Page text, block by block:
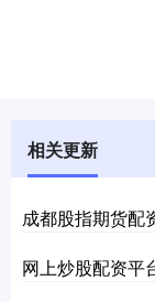
相关更新
成都股指期货配
网上炒股配资平